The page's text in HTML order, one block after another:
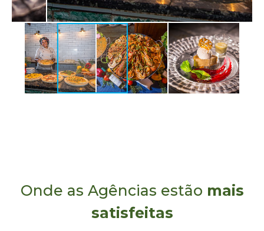
Onde as Agências estão mais
satisfeitas